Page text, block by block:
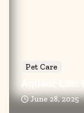
Pet Care
June 28, 2025